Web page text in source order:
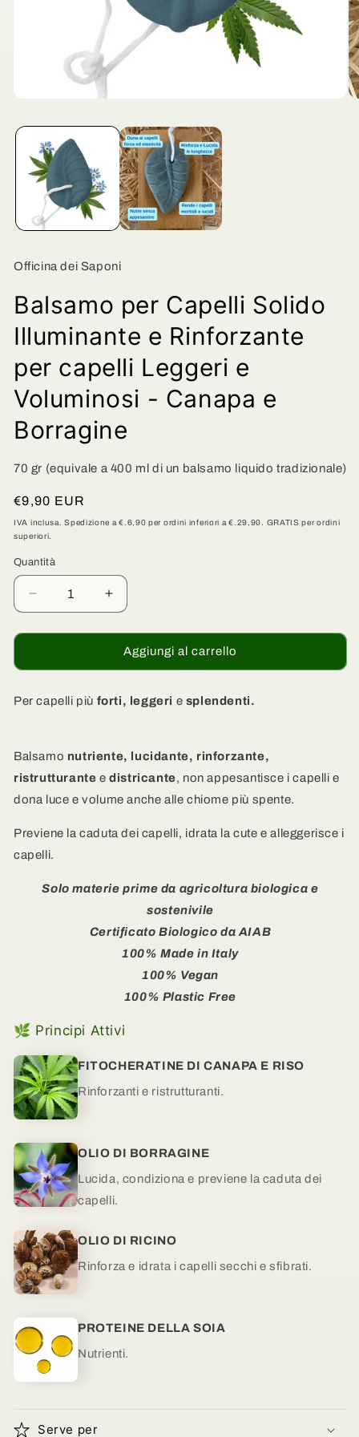
multimediali
finestra
modale
Officina dei Saponi
Balsamo per Capelli Solido
Illuminante e Rinforzante
per capelli Leggeri e
Voluminosi - Canapa e
Borragine
70 gr (equivale a 400 ml di un balsamo liquido tradizionale)
Prezzo
di
listino
€9,90 EUR
IVA inclusa. Spedizione a €.6,90 per ordini inferiori a €.29,90. GRATIS per ordini
superiori.
Quantità
Quantità
Diminuisci
quantità
per
per
Solido
Rinforzante
capelli
Leggeri
Voluminosi
-
Aumenta
quantità
per
Balsamo
per
Solido
Rinforzante
capelli
Leggeri
Voluminosi
e
Aggiungi al carrello
Per capelli più forti, leggeri e splendenti.
Balsamo nutriente, lucidante, rinforzante,
ristrutturante edistricante, non appesantisce i capelli e
dona luce e volume anche alle chiome più spente.
Previene la caduta dei capelli, idrata la cute e alleggerisce i
capelli.
Solo materie prime da agricoltura biologica e
sostenivile
Certificato Biologico da AIAB
100% Made in Italy
100% Vegan
100% Plastic Free
🌿 Principi Attivi
FITOCHERATINE DI CANAPA E RISO
Rinforzanti e ristrutturanti.
OLIO DI BORRAGINE
Lucida, condiziona e previene la caduta dei
capelli.
OLIO DI RICINO
Rinforza e idrata i capelli secchi e sfibrati.
PROTEINE DELLA SOIA
Nutrienti.
Serve per